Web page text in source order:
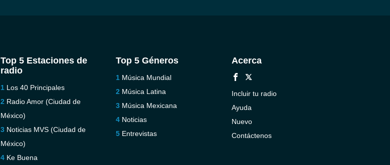
Top 5 Estaciones de
radio
Los 40 Principales
Radio Amor (Ciudad de
México)
Noticias MVS (Ciudad de
México)
Ke Buena
Top 5 Géneros
Música Mundial
Música Latina
Música Mexicana
Noticias
Entrevistas
Acerca
Incluir tu radio
Ayuda
Nuevo
Contáctenos